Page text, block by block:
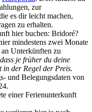
zur
es dir leicht machen,
zu erhalten.
hier buchen: Bridoré?
mindestens zwei Monate
Unterkünften zu
je früher du deine
in der Regel der Preis.
und Belegungsdaten von
einer Ferienunterkunft